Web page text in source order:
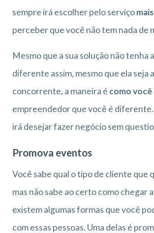
sempre irá escolher pelo serviço
perceber que você não tem nada de
Mesmo que a sua solução não tenha
diferente assim, mesmo que ela seja
concorrente, a maneira é como
empreendedor que você é diferente.
irá desejar fazer negócio sem
Promova eventos
Você sabe qual o tipo de cliente que
mas não sabe ao certo como chegar
existem algumas formas que você
com essas pessoas. Uma delas é